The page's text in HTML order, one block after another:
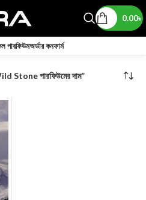
0.00৳
পারফিউমঅর্ডার কনফার্ম
পারফিউমের দাম”